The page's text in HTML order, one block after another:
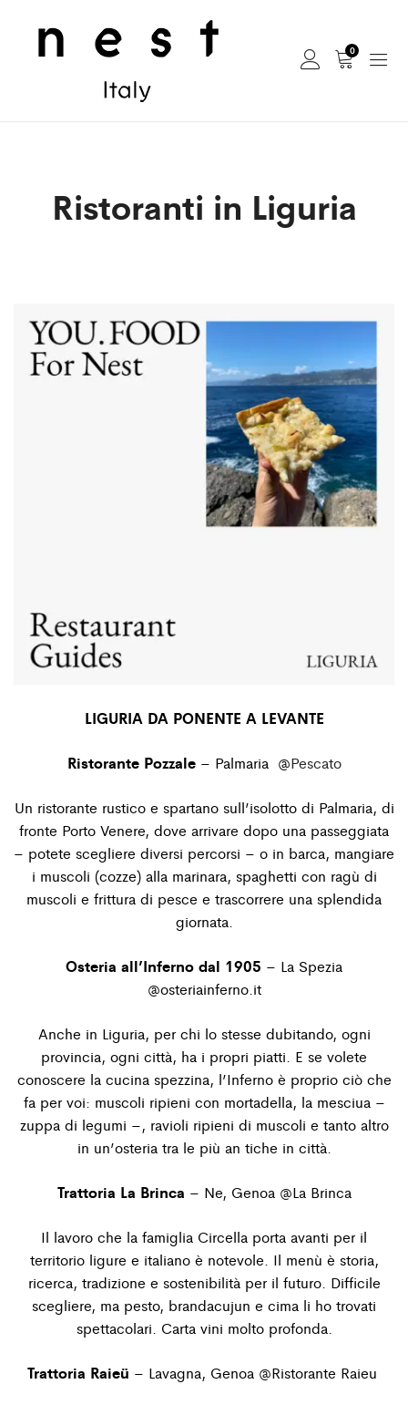
0
Ristoranti in Liguria
LIGURIA DA PONENTE A LEVANTE
Ristorante Pozzale– Palmaria @Pescato
Un ristorante rustico e spartano sull’isolotto di Palmaria, di
fronte Porto Venere, dove arrivare dopo una passeggiata
– potete scegliere diversi percorsi – o in barca, mangiare
i muscoli (cozze) alla marinara, spaghetti con ragù di
muscoli e frittura di pesce e trascorrere una splendida
giornata.
Osteria all’Inferno dal 1905 – La Spezia
@osteriainferno.it
Anche in Liguria, per chi lo stesse dubitando, ogni
provincia, ogni città, ha i propri piatti. E se volete
conoscere la cucina spezzina, l’Inferno è proprio ciò che
fa per voi: muscoli ripieni con mortadella, la mesciua –
zuppa di legumi –, ravioli ripieni di muscoli e tanto altro
in un’osteria tra le più an tiche in città.
Trattoria La Brinca – Ne, Genoa @La Brinca
Il lavoro che la famiglia Circella porta avanti per il
territorio ligure e italiano è notevole. Il menù è storia,
ricerca, tradizione e sostenibilità per il futuro. Difficile
scegliere, ma pesto, brandacujun e cima li ho trovati
spettacolari. Carta vini molto profonda.
Trattoria Raieü – Lavagna, Genoa @Ristorante Raieu